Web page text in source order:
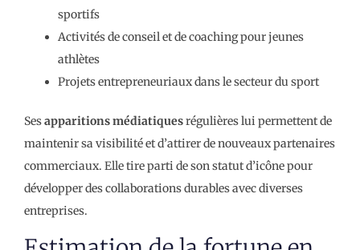
sportifs
Activités de conseil et de coaching pour jeunes
athlètes
Projets entrepreneuriaux dans le secteur du sport
Sesapparitions médiatiquesrégulières lui permettent de
maintenir sa visibilité et d’attirer de nouveaux partenaires
commerciaux. Elle tire parti de son statut d’icône pour
développer des collaborations durables avec diverses
entreprises.